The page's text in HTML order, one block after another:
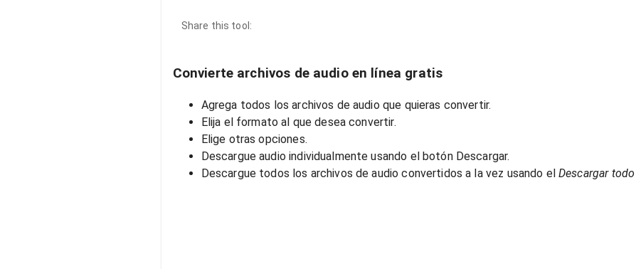
Share this tool:
Convierte archivos de audio en línea gratis
Agrega todos los archivos de audio que quieras convertir.
Elija el formato al que desea convertir.
Elige otras opciones.
Descargue audio individualmente usando el botón Descargar.
Descargue todos los archivos de audio convertidos a la vez usando elDescargar todo